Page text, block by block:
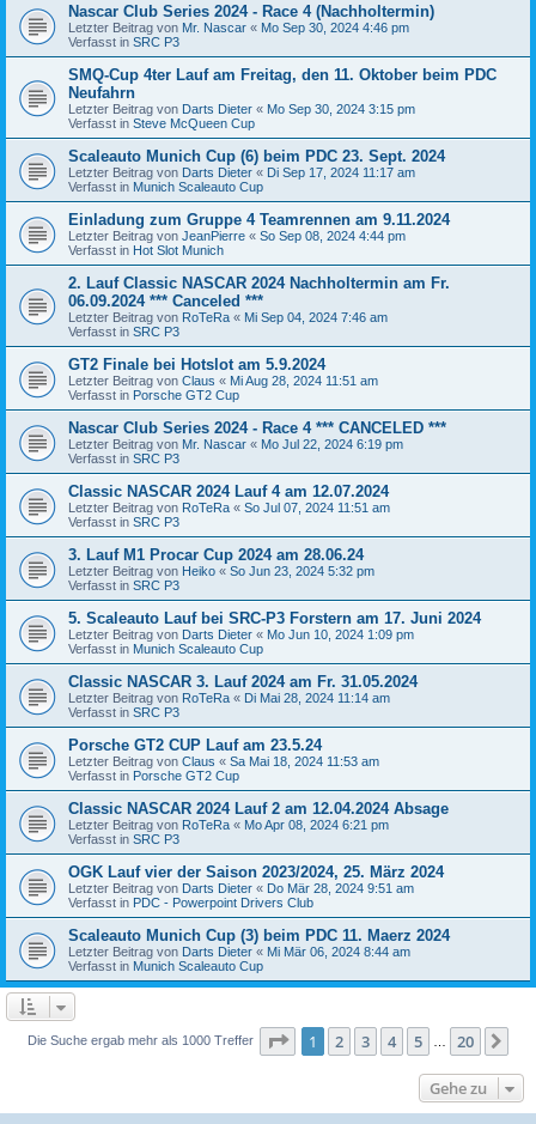
Nascar Club Series 2024 - Race 4 (Nachholtermin)
Letzter Beitrag von Mr. Nascar « Mo Sep 30, 2024 4:46 pm
Verfasst in SRC P3
SMQ-Cup 4ter Lauf am Freitag, den 11. Oktober beim PDC
Neufahrn
Letzter Beitrag von Darts Dieter « Mo Sep 30, 2024 3:15 pm
Verfasst in Steve McQueen Cup
Scaleauto Munich Cup (6) beim PDC 23. Sept. 2024
Letzter Beitrag von Darts Dieter « Di Sep 17, 2024 11:17 am
Verfasst in Munich Scaleauto Cup
Einladung zum Gruppe 4 Teamrennen am 9.11.2024
Letzter Beitrag von JeanPierre « So Sep 08, 2024 4:44 pm
Verfasst in Hot Slot Munich
2. Lauf Classic NASCAR 2024 Nachholtermin am Fr.
06.09.2024 *** Canceled ***
Letzter Beitrag von RoTeRa « Mi Sep 04, 2024 7:46 am
Verfasst in SRC P3
GT2 Finale bei Hotslot am 5.9.2024
Letzter Beitrag von Claus « Mi Aug 28, 2024 11:51 am
Verfasst in Porsche GT2 Cup
Nascar Club Series 2024 - Race 4 *** CANCELED ***
Letzter Beitrag von Mr. Nascar « Mo Jul 22, 2024 6:19 pm
Verfasst in SRC P3
Classic NASCAR 2024 Lauf 4 am 12.07.2024
Letzter Beitrag von RoTeRa « So Jul 07, 2024 11:51 am
Verfasst in SRC P3
3. Lauf M1 Procar Cup 2024 am 28.06.24
Letzter Beitrag von Heiko « So Jun 23, 2024 5:32 pm
Verfasst in SRC P3
5. Scaleauto Lauf bei SRC-P3 Forstern am 17. Juni 2024
Letzter Beitrag von Darts Dieter « Mo Jun 10, 2024 1:09 pm
Verfasst in Munich Scaleauto Cup
Classic NASCAR 3. Lauf 2024 am Fr. 31.05.2024
Letzter Beitrag von RoTeRa « Di Mai 28, 2024 11:14 am
Verfasst in SRC P3
Porsche GT2 CUP Lauf am 23.5.24
Letzter Beitrag von Claus « Sa Mai 18, 2024 11:53 am
Verfasst in Porsche GT2 Cup
Classic NASCAR 2024 Lauf 2 am 12.04.2024 Absage
Letzter Beitrag von RoTeRa « Mo Apr 08, 2024 6:21 pm
Verfasst in SRC P3
OGK Lauf vier der Saison 2023/2024, 25. März 2024
Letzter Beitrag von Darts Dieter « Do Mär 28, 2024 9:51 am
Verfasst in PDC - Powerpoint Drivers Club
Scaleauto Munich Cup (3) beim PDC 11. Maerz 2024
Letzter Beitrag von Darts Dieter « Mi Mär 06, 2024 8:44 am
Verfasst in Munich Scaleauto Cup
Die Suche ergab mehr als 1000 Treffer Seite 1von 20
1 2 3 4 5 20
Gehe zu